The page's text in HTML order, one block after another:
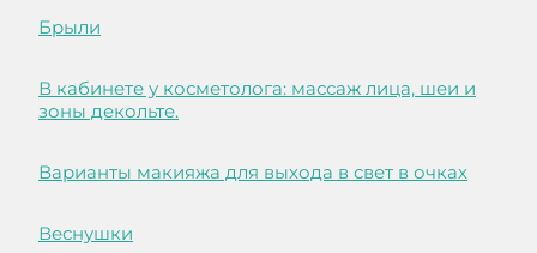
Брыли
В кабинете у косметолога: массаж лица, шеи и
зоны декольте.
Варианты макияжа для выхода в свет в очках
Веснушки